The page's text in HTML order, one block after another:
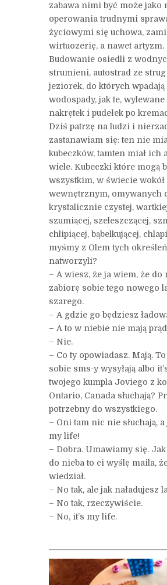
zabawa nimi być może jako
operowania trudnymi
życiowymi się uchowa,
wirtuozerię, a nawet artyzm.
Budowanie osiedli z
strumieni, autostrad ze
jeziorek, do których wpadają
wodospady, jak te,
nakrętek i pudełek po
Dziś patrzę na ludzi i
zastanawiam się: ten nie
kubeczków, tamten miał ich
wiele. Kubeczki które mogą
wszystkim, w świecie
wewnętrznym, omywanych
krystalicznie czystej,
szumiącej, szeleszczącej,
chlipiącej, bąbelkującej,
myśmy z Olem tych określeń
natworzyli?
– A wiesz, że ja wiem, że do
zabiorę sobie tego nowego
szarego.
– A gdzie go będziesz
– A to w niebie nie mają
– Nie.
– Co ty opowiadasz. Mają.
sobie sms-y wysyłają albo
twojego kumpla Joviego z
Ontario, Canada słuchają?
potrzebny do wszystkiego.
– Oni tam nic nie słuchają, a
my life!
– Dobra. Umawiamy się.
do nieba to ci wyślę maila,
wiedział.
– No tak, ale jak naładujesz
– No tak, rzeczywiście.
– No, it’s my life.